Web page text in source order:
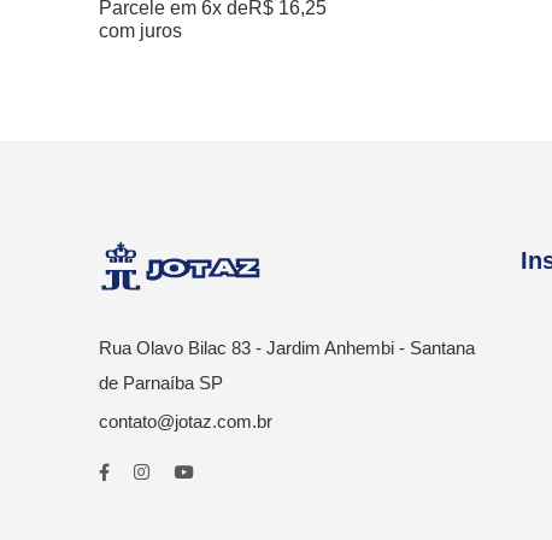
Parcele em 6x deR$ 16,25
com juros
Rua Olavo Bilac 83 - Jardim Anhembi - Santana
de Parnaíba SP
contato@jotaz.com.br